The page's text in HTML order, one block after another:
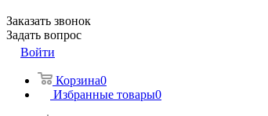
Заказать звонок
Задать вопрос
Войти
Корзина0
Избранные товары0